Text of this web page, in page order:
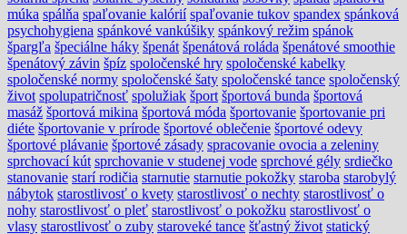
múka spálňa spaľovanie kalórií spaľovanie tukov spandex spánková
psychohygiena spánkové vankúšiky spánkový režim spánok
špargľa špeciálne háky špenát špenátová roláda špenátové smoothie
špenátový závin špíz spoločenské hry spoločenské kabelky
spoločenské normy spoločenské šaty spoločenské tance spoločenský
život spolupatričnosť spolužiak šport športová bunda športová
masáž športová mikina športová móda športovanie športovanie pri
diéte športovanie v prírode športové oblečenie športové odevy
športové plávanie športové zásady spracovanie ovocia a zeleniny
sprchovací kút sprchovanie v studenej vode sprchové gély srdiečko
stanovanie starí rodičia starnutie starnutie pokožky staroba starobylý
nábytok starostlivosť o kvety starostlivosť o nechty starostlivosť o
nohy starostlivosť o pleť starostlivosť o pokožku starostlivosť o
vlasy starostlivosť o zuby staroveké tance šťastný život statický